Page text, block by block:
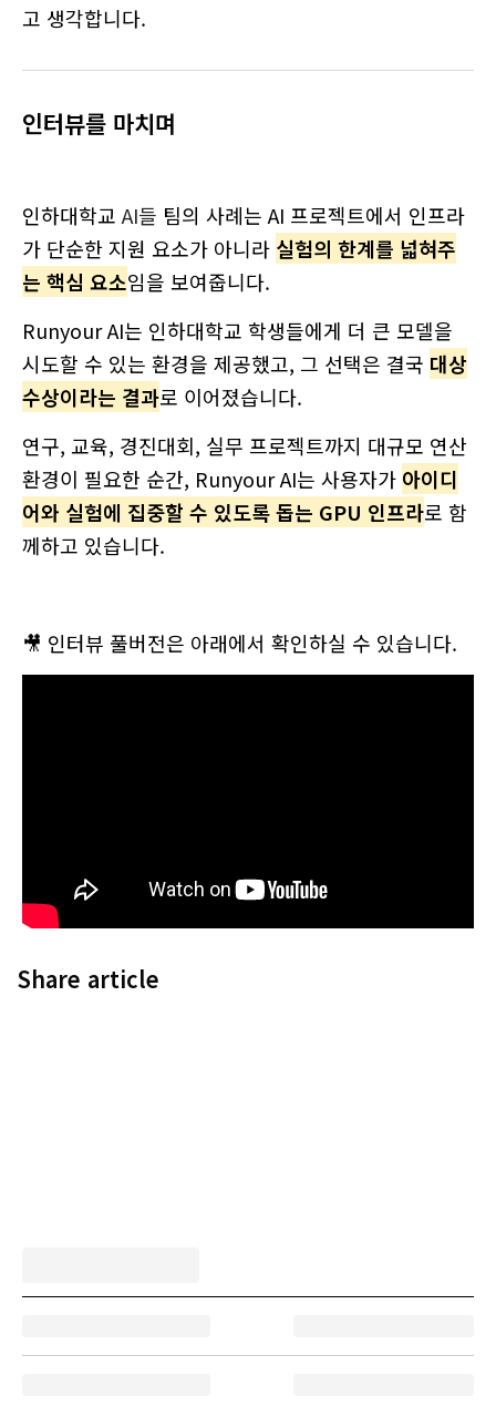
고 생각합니다.
인터뷰를 마치며
인하대학교 AI들 팀의 사례는 AI 프로젝트에서 인프라
가 단순한 지원 요소가 아니라 실험의 한계를 넓혀주
는 핵심 요소임을 보여줍니다.
Runyour AI는 인하대학교 학생들에게 더 큰 모델을
시도할 수 있는 환경을 제공했고, 그 선택은 결국 대상
수상이라는 결과로 이어졌습니다.
연구, 교육, 경진대회, 실무 프로젝트까지 대규모 연산
환경이 필요한 순간, Runyour AI는 사용자가 아이디
어와 실험에 집중할 수 있도록 돕는 GPU 인프라로 함
께하고 있습니다.
🎥 인터뷰 풀버전은 아래에서 확인하실 수 있습니다.
Share article